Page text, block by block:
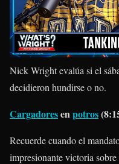
Nick Wright evalúa si el
decidieron hundirse o no.
Cargadoresenpotros
Recuerde cuando el
impresionante victoria sobre